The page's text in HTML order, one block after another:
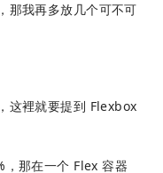
那我再多放几个可不可
这裡就要提到 Flexbox
，那在一个 Flex 容器